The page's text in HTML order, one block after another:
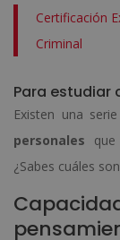
Certificación
Criminal
Para estudiar
Existen una
personales
¿Sabes cuáles